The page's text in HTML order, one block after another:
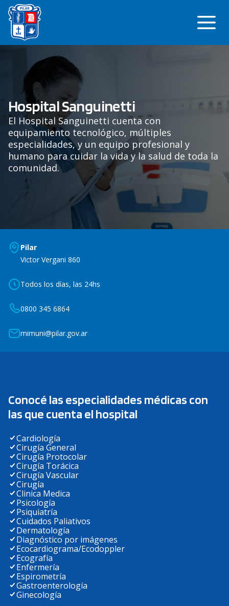
Saltar
contenido
Hospital Sanguinetti
El Hospital Sanguinetti cuenta con
equipamiento tecnológico, múltiples
especialidades, y un equipo profesional y
humano para cuidar la vida y la salud de toda la
comunidad.
Pilar
Victor Vergani 860
Todos los días, las 24hs
0800 345 6864
mimuni@pilar.gov.ar
Conocé las especialidades médicas con
las que cuenta el hospital
Cardiología
Cirugía General
Cirugía Protocolar
Cirugía Torácica
Cirugía Vascular
Cirugía
Clinica Medica
Psicología
Psiquiatría
Cuidados Paliativos
Dermatología
Diagnóstico por imágenes
Ecocardiograma/Ecodoppler
Ecografía
Enfermería
Espirometría
Gastroenterología
Ginecología